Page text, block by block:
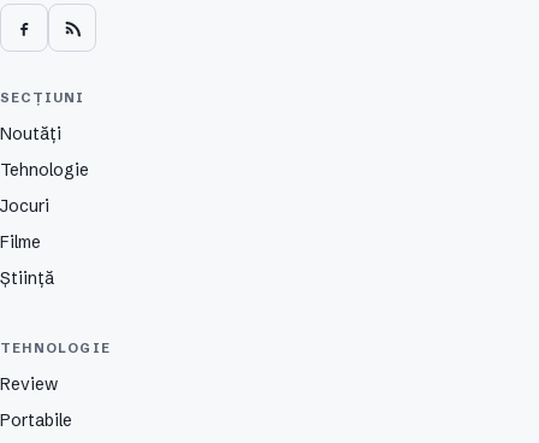
SECȚIUNI
Noutăți
Tehnologie
Jocuri
Filme
Știință
TEHNOLOGIE
Review
Portabile